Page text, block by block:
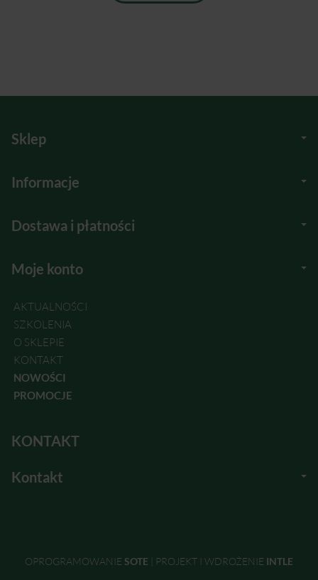
Sklep
Informacje
Dostawa i płatności
Moje konto
AKTUALNOŚCI
SZKOLENIA
O SKLEPIE
KONTAKT
NOWOŚCI
PROMOCJE
KONTAKT
Kontakt
OPROGRAMOWANIE SOTE PROJEKT I WDROŻENIE INTLE